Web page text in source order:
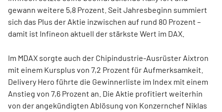
gewann weitere 5,8 Prozent. Seit Jahresbeginn summiert
sich das Plus der Aktie inzwischen auf rund 80 Prozent –
damit ist Infineon aktuell der stärkste Wert im DAX.
Im MDAX sorgte auch der Chipindustrie-Ausrüster Aixtron
mit einem Kursplus von 7,2 Prozent für Aufmerksamkeit.
Delivery Hero führte die Gewinnerliste im Index mit einem
Anstieg von 7,6 Prozent an. Die Aktie profitiert weiterhin
von der angekündigten Ablösung von Konzernchef Niklas